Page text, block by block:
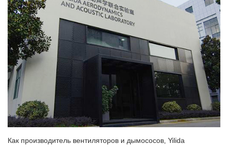
Как производитель вентиляторов и дымососов, Yilida